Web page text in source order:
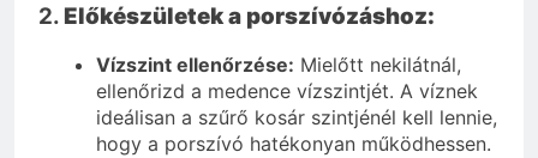
2. Előkészületek a porszívózáshoz:
Vízszint ellenőrzése: Mielőtt nekilátnál,
ellenőrizd a medence vízszintjét. A víznek
ideálisan a szűrő kosár szintjénél kell lennie,
hogy a porszívó hatékonyan működhessen.